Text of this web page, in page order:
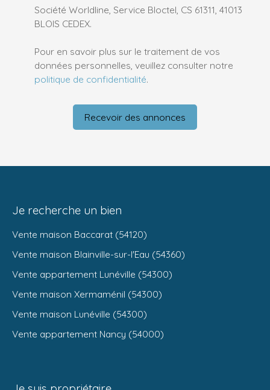
Société Worldline, Service Bloctel, CS 61311, 41013
BLOIS CEDEX.
Pour en savoir plus sur le traitement de vos
données personnelles, veuillez consulter notre
politique de confidentialité.
Recevoir des annonces
Je recherche un bien
Vente maison Baccarat (54120)
Vente maison Blainville-sur-l'Eau (54360)
Vente appartement Lunéville (54300)
Vente maison Xermaménil (54300)
Vente maison Lunéville (54300)
Vente appartement Nancy (54000)